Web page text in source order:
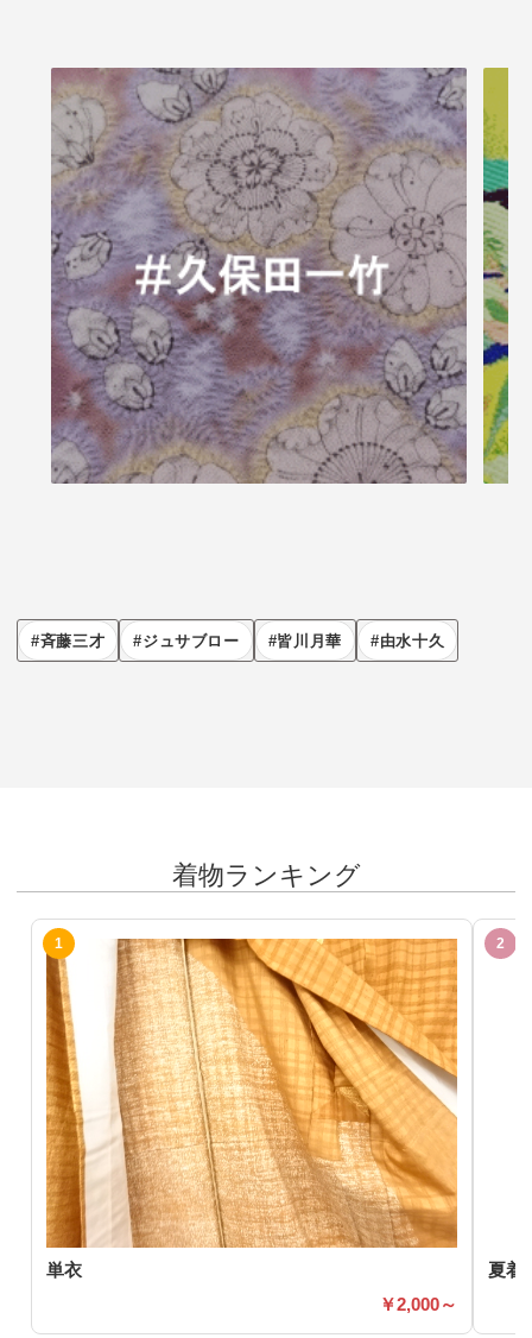
斉藤三才 ジュサブロー 皆川月華 由水十久
着物ランキング
単衣
2,000～
夏着